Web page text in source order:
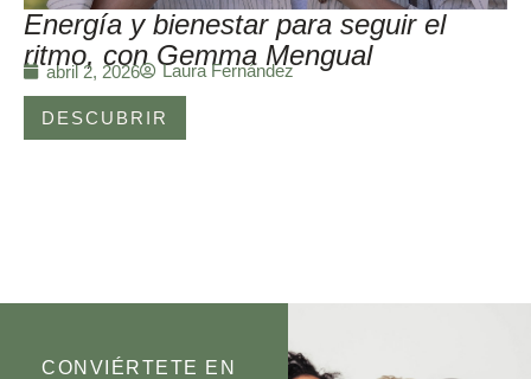
Energía y bienestar para seguir el
ritmo, con Gemma Mengual
abril 2, 2026 Laura Fernández
DESCUBRIR
CONVIÉRTETE EN